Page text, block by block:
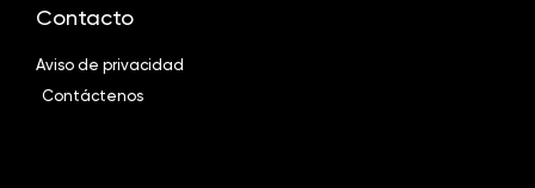
Contacto
Aviso de privacidad
Contáctenos